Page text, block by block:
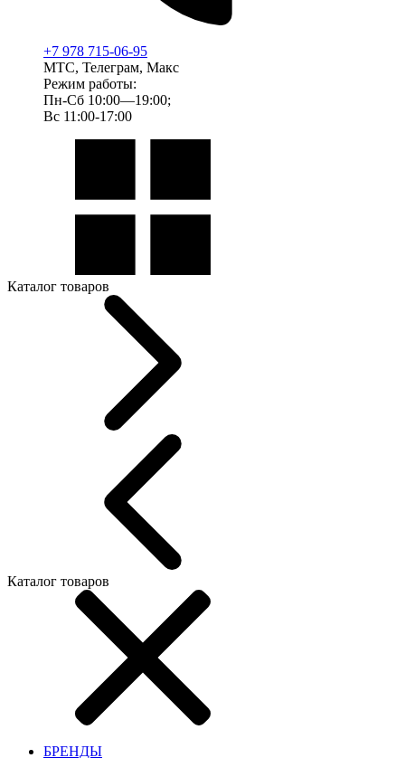
+7 978 715-06-95
МТС, Телеграм, Макс
Режим работы:
Пн-Сб 10:00—19:00;
Вс 11:00-17:00
Каталог товаров
Каталог товаров
БРЕНДЫ